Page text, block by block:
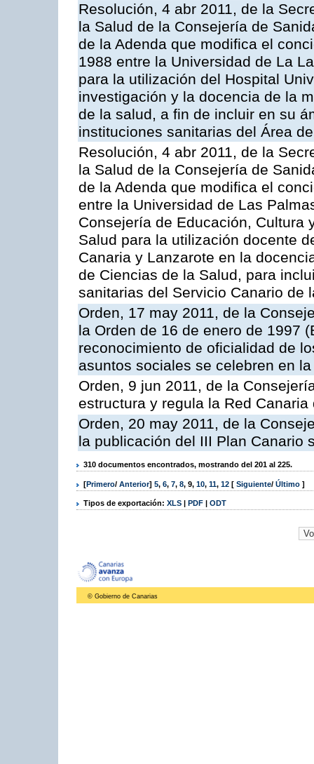
Resolución, 4 abr 2011, de la
la Salud de la Consejería de
de la Adenda que modifica el
1988 entre la Universidad de La
para la utilización del Hospital
investigación y la docencia de la
de la salud, a fin de incluir en su
instituciones sanitarias del Área
Resolución, 4 abr 2011, de la
la Salud de la Consejería de
de la Adenda que modifica el
entre la Universidad de Las
Consejería de Educación, Cultura
Salud para la utilización docente
Canaria y Lanzarote en la
de Ciencias de la Salud, para
sanitarias del Servicio Canario de
Orden, 17 may 2011, de la
la Orden de 16 de enero de 1997
reconocimiento de oficialidad de
asuntos sociales se celebren en
Orden, 9 jun 2011, de la
estructura y regula la Red
Orden, 20 may 2011, de la
la publicación del III Plan Canario
310 documentos encontrados, mostrando del 201 al 225.
[Primero/ Anterior] 5, 6, 7, 8, 9, 10, 11, 12 [ Siguiente/ Último ]
Tipos de exportación: XLS | PDF | ODT
© Gobierno de Canarias